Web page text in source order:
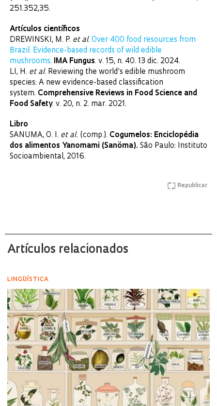
251.352,35.
Artículos científicos
DREWINSKI, M. P. et al. Over 400 food resources from
Brazil: Evidence-based records of wild edible
mushrooms. IMA Fungus. v. 15, n. 40. 13 dic. 2024.
LI, H. et al. Reviewing the world’s edible mushroom
species: A new evidence-based classification
system. Comprehensive Reviews in Food Science and
Food Safety. v. 20, n. 2. mar. 2021.
Libro
SANUMA, O. I. et al. (comp.). Cogumelos: Enciclopédia
dos alimentos Yanomami (Sanöma). São Paulo: Instituto
Socioambiental, 2016.
Republicar